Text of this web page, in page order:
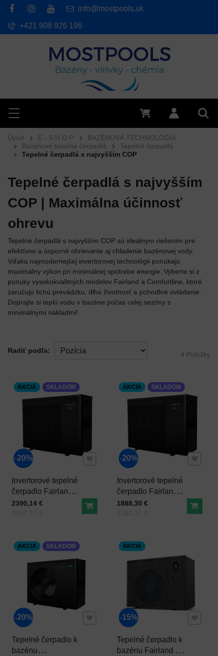
Hľadať
Menu Prihlásiť
info@mostpools.sk
+421 908 926 196
Úvod E - S H O P
BAZÉNOVÁ TECHNOLÓGIA
Bazénové tepelné čerpadlá
Tepelné čerpadlá
Tepelné čerpadlá s najvyšším COP
Tepelné čerpadlá s najvyšším
COP | Maximálna účinnosť
ohrevu
Tepelné čerpadlá s najvyšším COP sú ideálnym riešením pre
efektívne a úsporné ohrievanie aj chladenie bazénovej vody.
Vďaka najmodernejšej invertorovej technológii ponúkajú
maximálny výkon pri minimálnej spotrebe energie. Vyberte si z
ponuky vysokokvalitných modelov Fairland a Comfortline, ktoré
zaručujú tichú prevádzku, dlhú životnosť a pohodlné ovládanie.
Doprajte si teplú vodu v bazéne počas celej sezóny s
minimálnymi nákladmi!
Radiť podľa: 4 Položky
Invertorové tepelné
čerpadlo Fairland -
Inverter Plus IPHCR
Cena s DPH
2390,14 €
Do košíka
AKCIA SKLADOM
20% Pridať k Obľúbeným
Invertorové tepelné
čerpadlo Fairland -
Inverter Plus IPHCR
Cena s DPH
1888,30 €
Do
AKCIA SKLADOM
20% Pridať k
Tepelné čerpadlo k
bazénu
AKCIA SKLADOM
20% Pridať k Obľúbeným
Tepelné čerpadlo k
bazénu Fairland -
AKCIA
15%